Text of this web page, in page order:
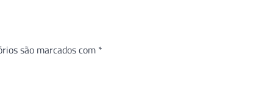
são marcados com *